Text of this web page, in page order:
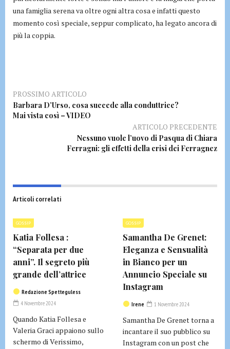
una famiglia serena va oltre ogni altra cosa e infatti questo
momento così speciale, seppur complicato, ha legato ancora di
più la coppia.
PROSSIMO ARTICOLO
Barbara D’Urso, cosa succede alla conduttrice?
Mai vista così – VIDEO
ARTICOLO PRECEDENTE
Nessuno vuole l’uovo di Pasqua di Chiara
Ferragni: gli effetti della crisi dei Ferragnez
Articoli correlati
GOSSIP
Katia Follesa :
“Separata per due
anni”. Il segreto più
grande dell’attrice
Redazione Spetteguless
4 Novembre 2024
Quando Katia Follesa e
Valeria Graci appaiono sullo
schermo di Verissimo,
GOSSIP
Samantha De Grenet:
Eleganza e Sensualità
in Bianco per un
Annuncio Speciale su
Instagram
Irene 1 Novembre 2024
Samantha De Grenet torna a
incantare il suo pubblico su
Instagram con un post che